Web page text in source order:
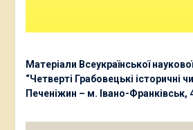
Матеріали Всеукраїнської
“Четверті Грабовецькі історичні
Печеніжин – м. Івано-Франківськ,